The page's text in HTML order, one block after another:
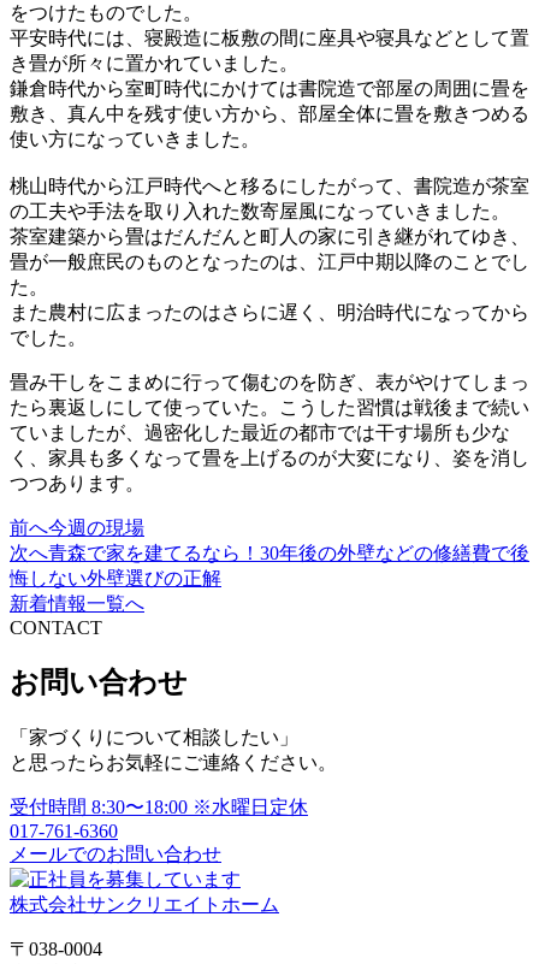
をつけたものでした。
平安時代には、寝殿造に板敷の間に座具や寝具などとして置
き畳が所々に置かれていました。
鎌倉時代から室町時代にかけては書院造で部屋の周囲に畳を
敷き、真ん中を残す使い方から、部屋全体に畳を敷きつめる
使い方になっていきました。
桃山時代から江戸時代へと移るにしたがって、書院造が茶室
の工夫や手法を取り入れた数寄屋風になっていきました。
茶室建築から畳はだんだんと町人の家に引き継がれてゆき、
畳が一般庶民のものとなったのは、江戸中期以降のことでし
た。
また農村に広まったのはさらに遅く、明治時代になってから
でした。
畳み干しをこまめに行って傷むのを防ぎ、表がやけてしまっ
たら裏返しにして使っていた。こうした習慣は戦後まで続い
ていましたが、過密化した最近の都市では干す場所も少な
く、家具も多くなって畳を上げるのが大変になり、姿を消し
つつあります。
投
稿
ナ
ゲ
ー
シ
ョ
ン
前へ今週の現場
次へ青森で家を建てるなら！30年後の外壁などの修繕費で後
悔しない外壁選びの正解
新着情報一覧へ
CONTACT
お問い合わせ
「家づくりについて相談したい」
と思ったらお気軽にご連絡ください。
受付時間 8:30〜18:00 ※水曜日定休
017-761-6360
メールでのお問い合わせ
株式会社サンクリエイトホーム
〒038-0004